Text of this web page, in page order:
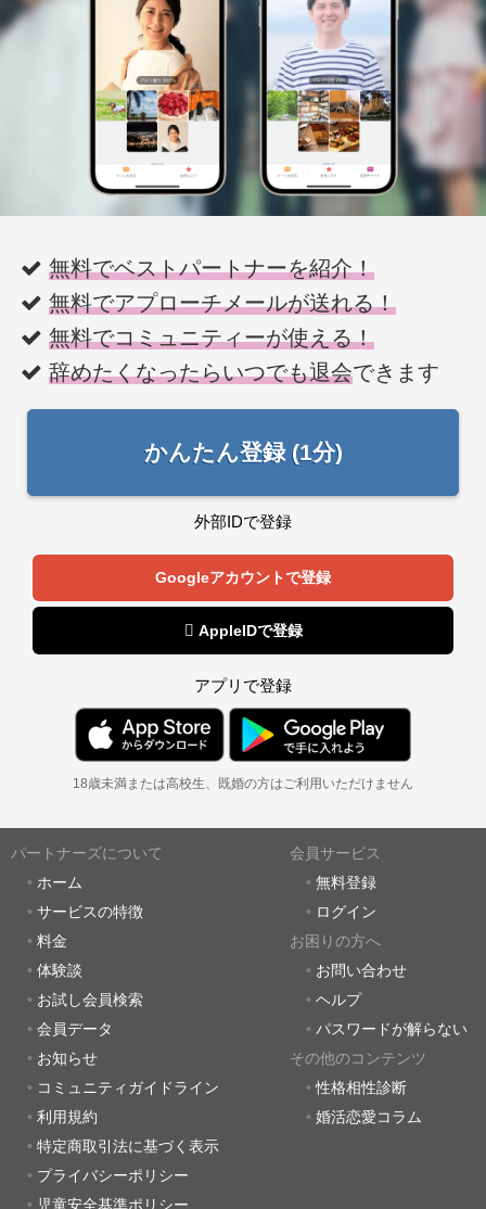
無料でベストパートナーを紹介！
無料でアプローチメールが送れる！
無料でコミュニティーが使える！
辞めたくなったらいつでも退会できます
かんたん登録 (1分)
外部IDで登録
Googleアカウントで登録
 AppleIDで登録
アプリで登録
18歳未満または高校生、既婚の方はご利用いただけません
パートナーズについて
ホーム
サービスの特徴
料金
体験談
お試し会員検索
会員データ
お知らせ
コミュニティガイドライン
利用規約
特定商取引法に基づく表示
プライバシーポリシー
児童安全基準ポリシー
会員サービス
無料登録
ログイン
お困りの方へ
お問い合わせ
ヘルプ
パスワードが解らない
その他のコンテンツ
性格相性診断
婚活恋愛コラム